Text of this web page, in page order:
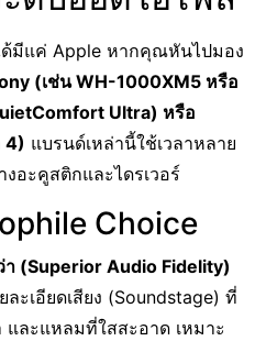
ด้มีแค่ Apple หากคุณหันไปมอง
(เช่น WH-1000XM5 หรือ
Ultra) หรือ
4) แบรนด์เหล่านี้ใช้เวลาหลาย
อะคูสติกและไดรเวอร์
Choice
(Superior Audio Fidelity)
ะเอียดเสียง (Soundstage) ที่
และแหลมที่ใสสะอาด เหมาะ